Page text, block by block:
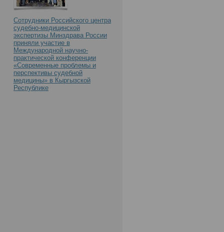
Сотрудники Российского центра
судебно-медицинской
экспертизы Минздрава России
приняли участие в
Международной научно-
практической конференции
«Современные проблемы и
перспективы судебной
медицины» в Кыргызской
Республике